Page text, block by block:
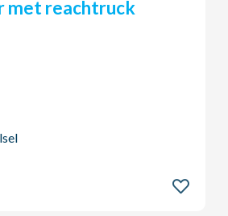
SERVICE ADVISOR